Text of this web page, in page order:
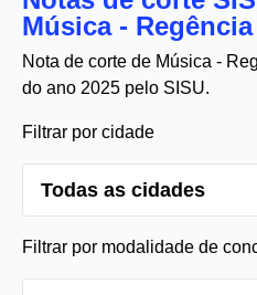
Música - Regência
Nota de corte de Música -
do ano 2025 pelo SISU.
Filtrar por cidade
Filtrar por modalidade de